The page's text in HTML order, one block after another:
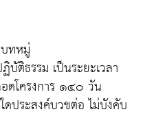
ทหมู่
ธรรม เป็นระยะเวลา
ดโครงการ ๑๔๐ วัน
ประสงค์บวชต่อ ไม่บังคับ